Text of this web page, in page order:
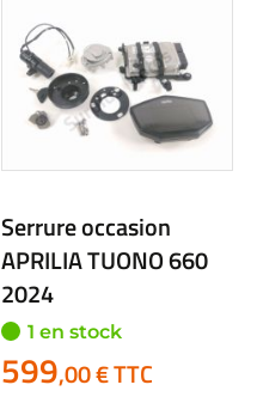
Serrure occasion
APRILIA TUONO 660
2024
1 en stock
599,00 € TTC